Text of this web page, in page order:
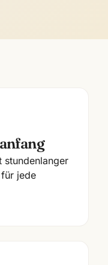
stundenlanger
jede